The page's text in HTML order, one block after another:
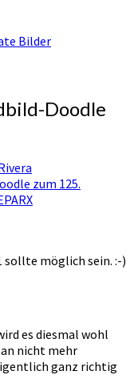
Bilder
Doodle
zum 125.
sollte möglich sein. :-)
es diesmal wohl
nicht mehr
ganz richtig